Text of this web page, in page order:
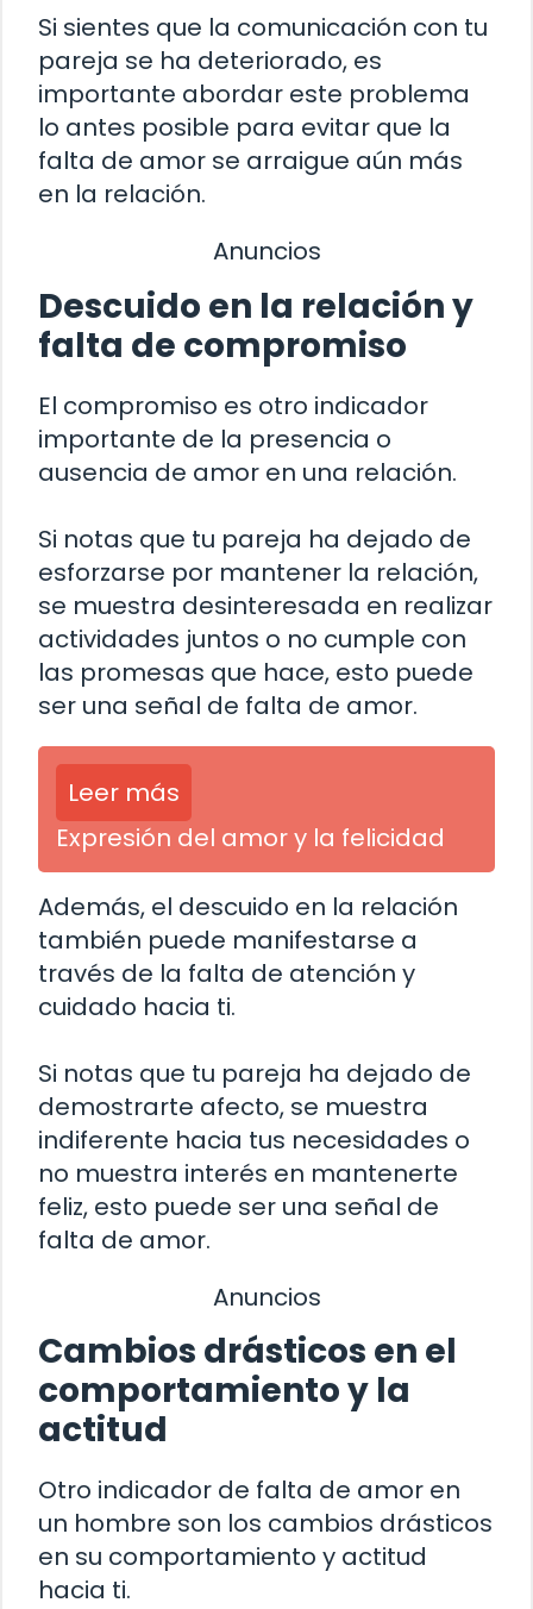
Si sientes que la comunicación con tu
pareja se ha deteriorado, es
importante abordar este problema
lo antes posible para evitar que la
falta de amor se arraigue aún más
en la relación.
Anuncios
Descuido en la relación y
falta de compromiso
El compromiso es otro indicador
importante de la presencia o
ausencia de amor en una relación.
Si notas que tu pareja ha dejado de
esforzarse por mantener la relación,
se muestra desinteresada en realizar
actividades juntos o no cumple con
las promesas que hace, esto puede
ser una señal de falta de amor.
Leer más
Expresión del amor y la felicidad
Además, el descuido en la relación
también puede manifestarse a
través de la falta de atención y
cuidado hacia ti.
Si notas que tu pareja ha dejado de
demostrarte afecto, se muestra
indiferente hacia tus necesidades o
no muestra interés en mantenerte
feliz, esto puede ser una señal de
falta de amor.
Anuncios
Cambios drásticos en el
comportamiento y la
actitud
Otro indicador de falta de amor en
un hombre son los cambios drásticos
en su comportamiento y actitud
hacia ti.